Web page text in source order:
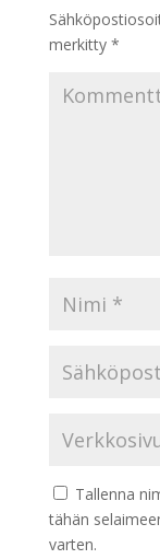
merkitty *
Tallenna
tähän
varten.